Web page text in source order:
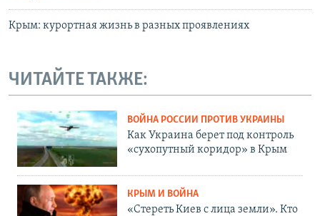
Крым: курортная жизнь в разных проявлениях
ЧИТАЙТЕ ТАКЖЕ:
ВОЙНА РОССИИ ПРОТИВ УКРАИНЫ
Как Украина берет под контроль
«сухопутный коридор» в Крым
КРЫМ И ВОЙНА
«Стереть Киев с лица земли». Кто